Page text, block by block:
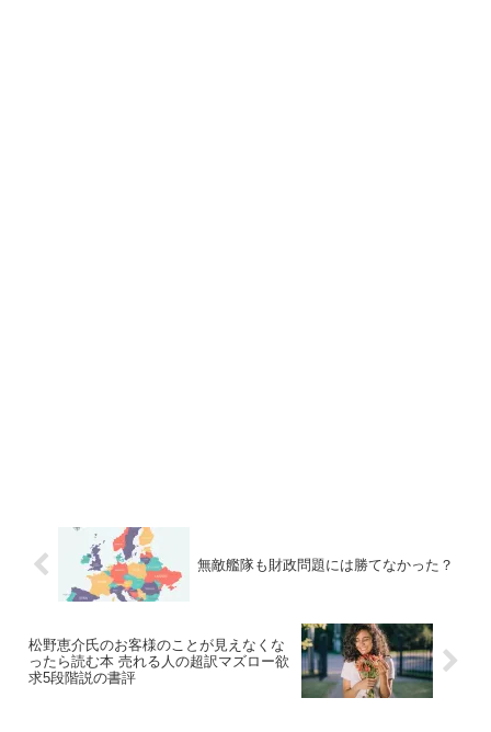
無敵艦隊も財政問題には勝てなかった？
松野恵介氏のお客様のことが見えなくな
ったら読む本 売れる人の超訳マズロー欲
求5段階説の書評